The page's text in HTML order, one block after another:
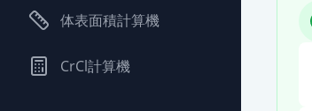
体表面積計算機
CrCl計算機